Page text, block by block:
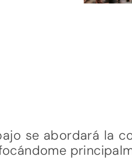
se abordará la